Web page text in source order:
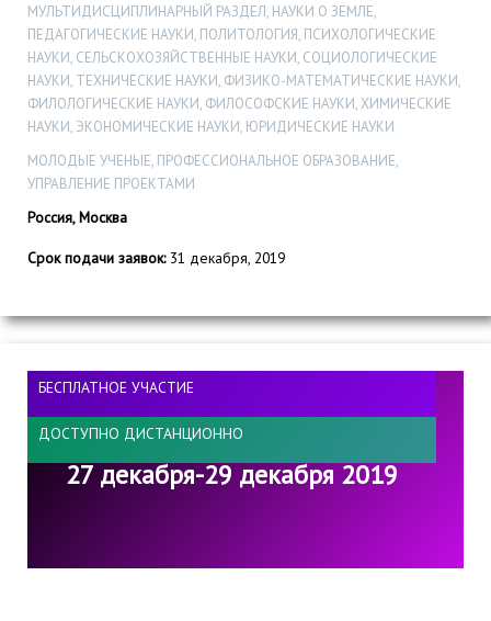
МУЛЬТИДИСЦИПЛИНАРНЫЙ РАЗДЕЛ, НАУКИ О ЗЕМЛЕ,
ПЕДАГОГИЧЕСКИЕ НАУКИ, ПОЛИТОЛОГИЯ, ПСИХОЛОГИЧЕСКИЕ
НАУКИ, СЕЛЬСКОХОЗЯЙСТВЕННЫЕ НАУКИ, СОЦИОЛОГИЧЕСКИЕ
НАУКИ, ТЕХНИЧЕСКИЕ НАУКИ, ФИЗИКО-МАТЕМАТИЧЕСКИЕ НАУКИ,
ФИЛОЛОГИЧЕСКИЕ НАУКИ, ФИЛОСОФСКИЕ НАУКИ, ХИМИЧЕСКИЕ
НАУКИ, ЭКОНОМИЧЕСКИЕ НАУКИ, ЮРИДИЧЕСКИЕ НАУКИ
МОЛОДЫЕ УЧЕНЫЕ, ПРОФЕССИОНАЛЬНОЕ ОБРАЗОВАНИЕ,
УПРАВЛЕНИЕ ПРОЕКТАМИ
Россия, Москва
Срок подачи заявок:31 декабря, 2019
БЕСПЛАТНОЕ УЧАСТИЕ
ДОСТУПНО ДИСТАНЦИОННО
27 декабря-29 декабря 2019